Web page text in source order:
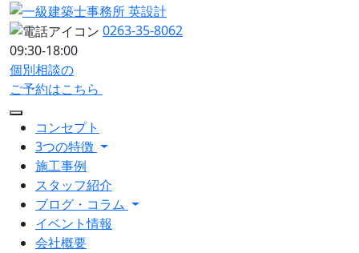
0263-35-8062
09:30-18:00
個別相談の
ご予約はこちら
コンセプト
3つの特徴
施工事例
スタッフ紹介
ブログ・コラム
イベント情報
会社概要